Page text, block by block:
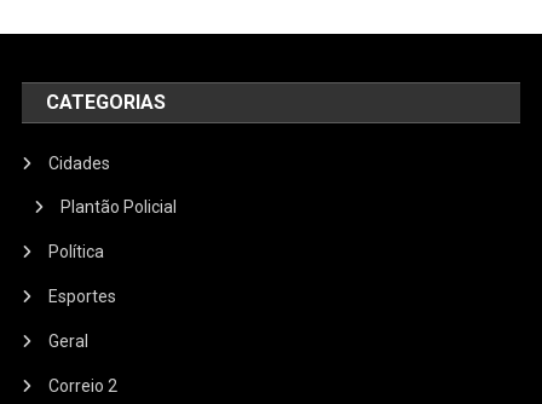
CATEGORIAS
Cidades
Plantão Policial
Política
Esportes
Geral
Correio 2